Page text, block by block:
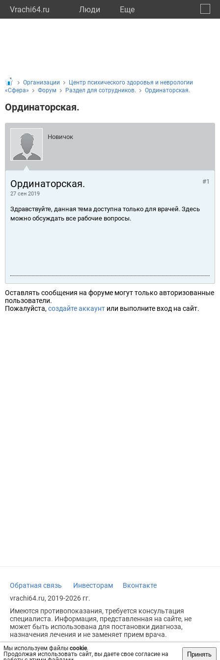
Vrachi64.ru Люди Eще
Мы используем файлы cookie.
Продолжая использовать сайт, вы даете свое согласие на
Принять
Организации
Центр психического здоровья и неврологии
«Сфера»
Форум Раздел для сотрудников. Ординаторская.
Ординаторская.
Новичок
Ординаторская.
27 сен 2019
#1
Здравствуйте, данная тема доступна только для врачей. Здесь
можно обсуждать все рабочие вопросы.
Оставлять сообщения на форуме могут только авторизованные
пользователи.
Пожалуйста, создайте аккаунт или выполните вход на сайт.
Обратная связь Инвесторам
Вконтакте
vrachi64.ru, 2019-2026 гг.
Имеются противопоказания, требуется консультация
специалиста. Информация, представленная на сайте, не
может быть использована для постановки диагноза,
назначения лечения и не заменяет прием врача.
Возрастное ограничение: 18+